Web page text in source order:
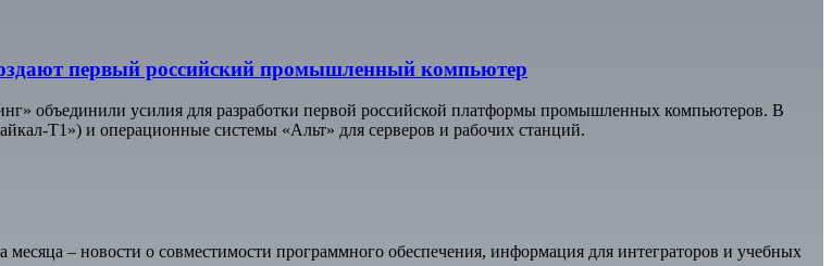
первый российский промышленный компьютер
объединили усилия для разработки первой российской платформы промышленных компьютеров. В
Т1») и операционные системы «Альт» для серверов и рабочих станций.
– новости о совместимости программного обеспечения, информация для интеграторов и учебных